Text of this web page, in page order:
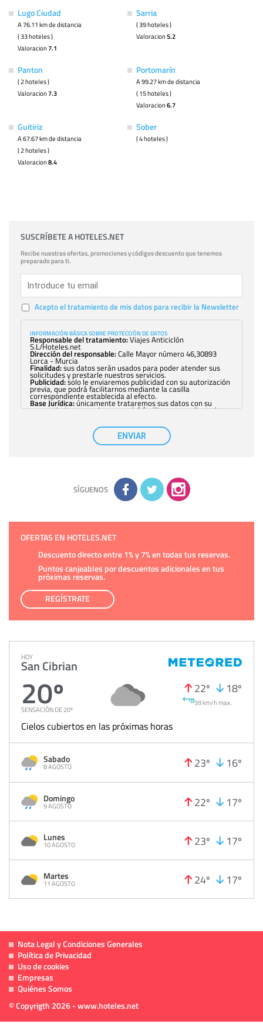
Lugo Ciudad
A 76.11 km de distancia
( 33 hoteles )
Valoracion7.1
Sarria
( 39 hoteles )
Valoracion5.2
Panton
( 2 hoteles )
Valoracion7.3
Portomarín
A 99.27 km de distancia
( 15 hoteles )
Valoracion6.7
Guitiriz
A 67.67 km de distancia
( 2 hoteles )
Valoracion8.4
Sober
( 4 hoteles )
SUSCRÍBETE A HOTELES.NET
Recibe nuestras ofertas, promociones y códigos descuento que tenemos
preparado para ti.
Acepto el tratamiento de mis datos para recibir la Newsletter
INFORMACIÓN BÁSICA SOBRE PROTECCIÓN DE DATOS
Responsable del tratamiento:Viajes Anticiclón
S.L/Hoteles.net
Dirección del responsable:Calle Mayor número 46,30893
Lorca - Murcia
Finalidad:sus datos serán usados para poder atender sus
solicitudes y prestarle nuestros servicios.
Publicidad:solo le enviaremos publicidad con su autorización
previa, que podrá facilitarnos mediante la casilla
correspondiente establecida al efecto.
Base Jurídica:únicamente trataremos sus datos con su
consentimiento previo, que podrá facilitarnos mediante la
con carácter general, sólo el personal de
nuestra entidad que esté debidamente autorizado podrá
tener conocimiento de la información que le pedimos. No se
comunicarán datos a terceros.
adicional y detallada sobre cómo tratamos sus datos en la
política de privacidad
ENVIAR
SÍGUENOS
OFERTAS EN HOTELES.NET
Descuento directo entre 1% y 7% en todas tus reservas.
Puntos canjeables por descuentos adicionales en tus
próximas reservas.
REGÍSTRATE
HOY
San Cibrian
20º
SENSACIÓN DE 20º
22º 18º
39 km/h max.
Cielos cubiertos en las próximas horas
Sabado
8 AGOSTO 23º 16º
Domingo
9 AGOSTO 22º 17º
Lunes
10 AGOSTO 23º 17º
Martes
11 AGOSTO 24º 17º
Nota Legal y Condiciones Generales
Política de Privacidad
Uso de cookies
Empresas
Quiénes Somos
© Copyrigth 2026 - www.hoteles.net